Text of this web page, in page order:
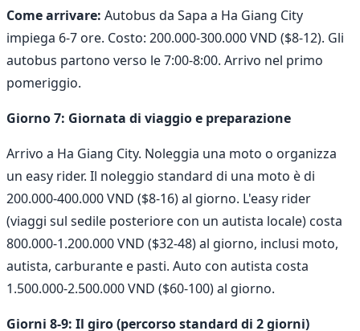
Come arrivare: Autobus da Sapa a Ha Giang City
impiega 6-7 ore. Costo: 200.000-300.000 VND ($8-12). Gli
autobus partono verso le 7:00-8:00. Arrivo nel primo
pomeriggio.
Giorno 7: Giornata di viaggio e preparazione
Arrivo a Ha Giang City. Noleggia una moto o organizza
un easy rider. Il noleggio standard di una moto è di
200.000-400.000 VND ($8-16) al giorno. L'easy rider
(viaggi sul sedile posteriore con un autista locale) costa
800.000-1.200.000 VND ($32-48) al giorno, inclusi moto,
autista, carburante e pasti. Auto con autista costa
1.500.000-2.500.000 VND ($60-100) al giorno.
Giorni 8-9: Il giro (percorso standard di 2 giorni)